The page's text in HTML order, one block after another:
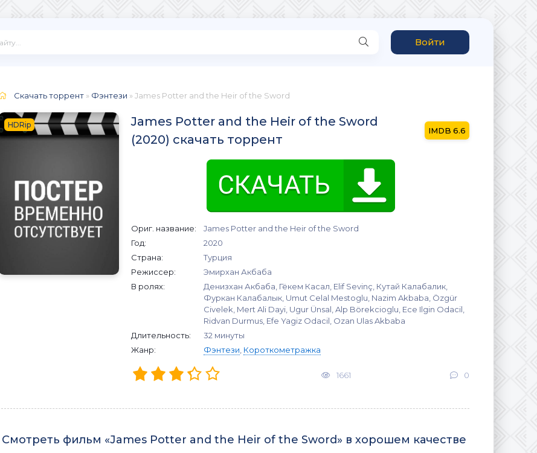
Войти
Скачать торрент » Фэнтези » James Potter and the Heir of the Sword
HDRip
James Potter and the Heir of the Sword
(2020) скачать торрент
6.6
Ориг. название:
James Potter and the Heir of the Sword
Год:
2020
Страна:
Турция
Режиссер:
Эмирхан Акбаба
В ролях:
Денизхан Акбаба, Гёкем Касал, Elif Sevinç, Кутай Калабалик,
Фуркан Калабалык, Umut Celal Mestoglu, Nazim Akbaba, Özgür
Civelek, Mert Ali Dayi, Ugur Ünsal, Alp Börekcioglu, Ece Ilgin Odacil,
Ridvan Durmus, Efe Yagiz Odacil, Ozan Ulas Akbaba
Длительность:
32 минуты
Жанр:
Фэнтези Короткометражка
1661 0
Смотреть фильм «James Potter and the Heir of the Sword» в хорошем качестве